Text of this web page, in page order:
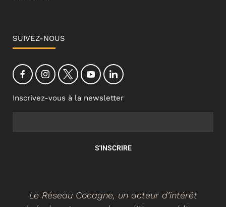
SUIVEZ-NOUS
Inscrivez-vous à la newsletter
S'INSCRIRE
Le Réseau Cocagne, un acteur d’intérêt